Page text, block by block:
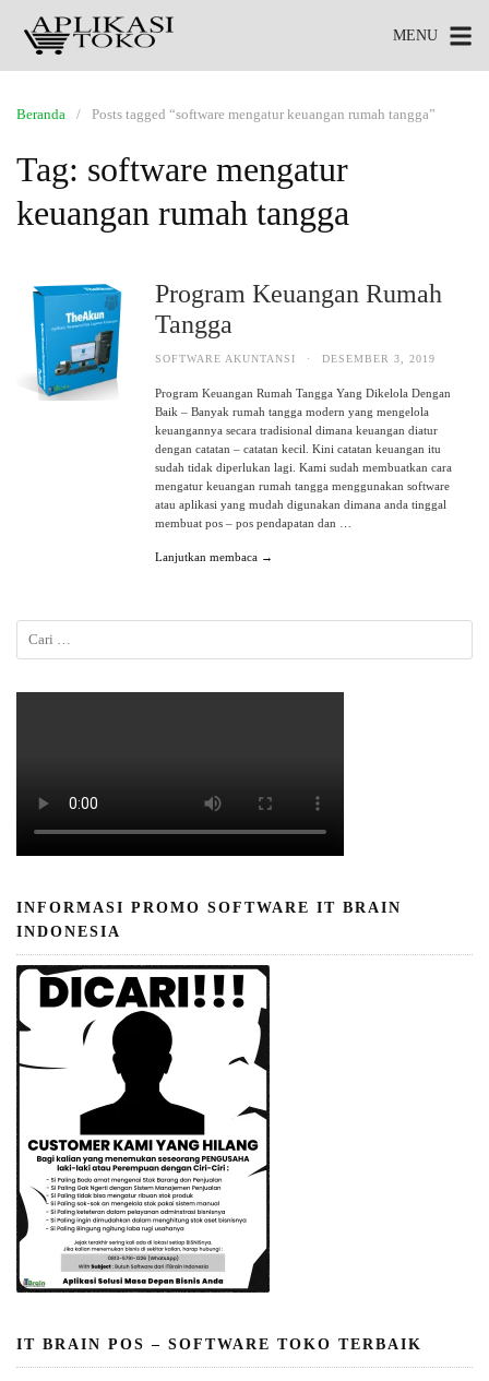
MENU
Beranda Posts tagged “software mengatur keuangan rumah tangga”
Tag: software mengatur
keuangan rumah tangga
Program Keuangan Rumah
Tangga
SOFTWARE AKUNTANSI · DESEMBER 3, 2019
Program Keuangan Rumah Tangga Yang Dikelola Dengan
Baik – Banyak rumah tangga modern yang mengelola
keuangannya secara tradisional dimana keuangan diatur
dengan catatan – catatan kecil. Kini catatan keuangan itu
sudah tidak diperlukan lagi. Kami sudah membuatkan cara
mengatur keuangan rumah tangga menggunakan software
atau aplikasi yang mudah digunakan dimana anda tinggal
membuat pos – pos pendapatan dan …
Lanjutkan membaca →
INFORMASI PROMO SOFTWARE IT BRAIN
INDONESIA
IT BRAIN POS – SOFTWARE TOKO TERBAIK